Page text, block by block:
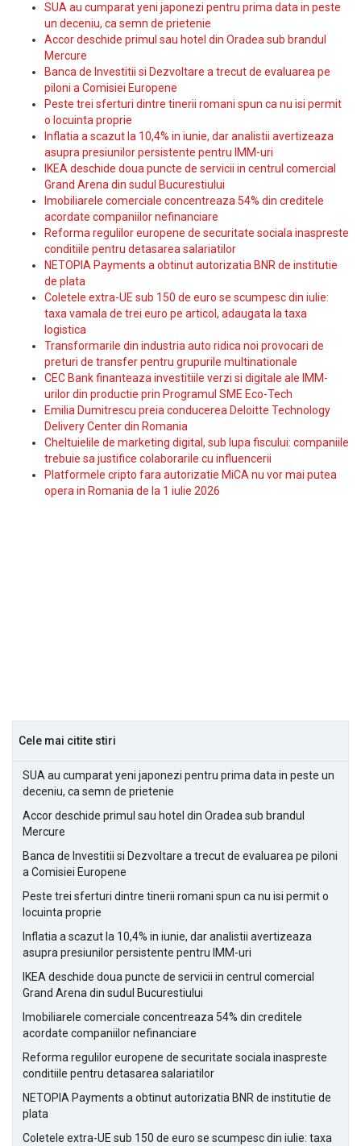
SUA au cumparat yeni japonezi pentru prima data in peste
un deceniu, ca semn de prietenie
Accor deschide primul sau hotel din Oradea sub brandul
Mercure
Banca de Investitii si Dezvoltare a trecut de evaluarea pe
piloni a Comisiei Europene
Peste trei sferturi dintre tinerii romani spun ca nu isi permit
o locuinta proprie
Inflatia a scazut la 10,4% in iunie, dar analistii avertizeaza
asupra presiunilor persistente pentru IMM-uri
IKEA deschide doua puncte de servicii in centrul comercial
Grand Arena din sudul Bucurestiului
Imobiliarele comerciale concentreaza 54% din creditele
acordate companiilor nefinanciare
Reforma regulilor europene de securitate sociala inaspreste
conditiile pentru detasarea salariatilor
NETOPIA Payments a obtinut autorizatia BNR de institutie
de plata
Coletele extra-UE sub 150 de euro se scumpesc din iulie:
taxa vamala de trei euro pe articol, adaugata la taxa
logistica
Transformarile din industria auto ridica noi provocari de
preturi de transfer pentru grupurile multinationale
CEC Bank finanteaza investitiile verzi si digitale ale IMM-
urilor din productie prin Programul SME Eco-Tech
Emilia Dumitrescu preia conducerea Deloitte Technology
Delivery Center din Romania
Cheltuielile de marketing digital, sub lupa fiscului: companiile
trebuie sa justifice colaborarile cu influencerii
Platformele cripto fara autorizatie MiCA nu vor mai putea
opera in Romania de la 1 iulie 2026
Cele mai citite stiri
SUA au cumparat yeni japonezi pentru prima data in peste un
deceniu, ca semn de prietenie
Accor deschide primul sau hotel din Oradea sub brandul
Mercure
Banca de Investitii si Dezvoltare a trecut de evaluarea pe piloni
a Comisiei Europene
Peste trei sferturi dintre tinerii romani spun ca nu isi permit o
locuinta proprie
Inflatia a scazut la 10,4% in iunie, dar analistii avertizeaza
asupra presiunilor persistente pentru IMM-uri
IKEA deschide doua puncte de servicii in centrul comercial
Grand Arena din sudul Bucurestiului
Imobiliarele comerciale concentreaza 54% din creditele
acordate companiilor nefinanciare
Reforma regulilor europene de securitate sociala inaspreste
conditiile pentru detasarea salariatilor
NETOPIA Payments a obtinut autorizatia BNR de institutie de
plata
Coletele extra-UE sub 150 de euro se scumpesc din iulie: taxa